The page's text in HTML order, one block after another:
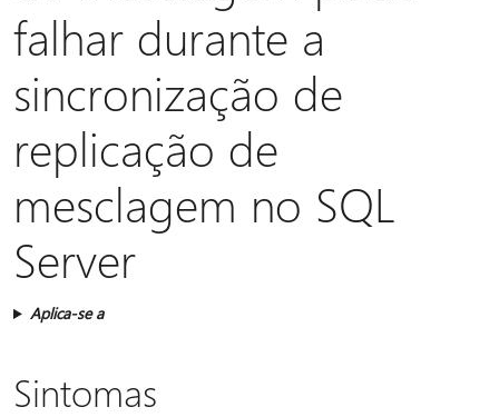
falhar durante a
sincronização de
replicação de
mesclagem no SQL
Server
Aplica-se a
Sintomas